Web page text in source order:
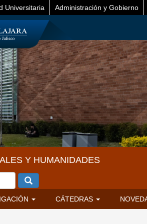
Universitaria Administración y Gobierno
Y HUMANIDADES
CÁTEDRAS